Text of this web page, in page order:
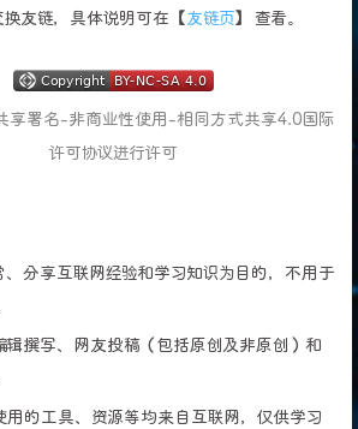
友链，具体说明可在【友链页】 查看。
享署名-非商业性使用-相同方式共享4.0国际
许可协议进行许可
、分享互联网经验和学习知识为目的，不用于
辑撰写、网友投稿（包括原创及非原创）和
用的工具、资源等均来自互联网，仅供学习